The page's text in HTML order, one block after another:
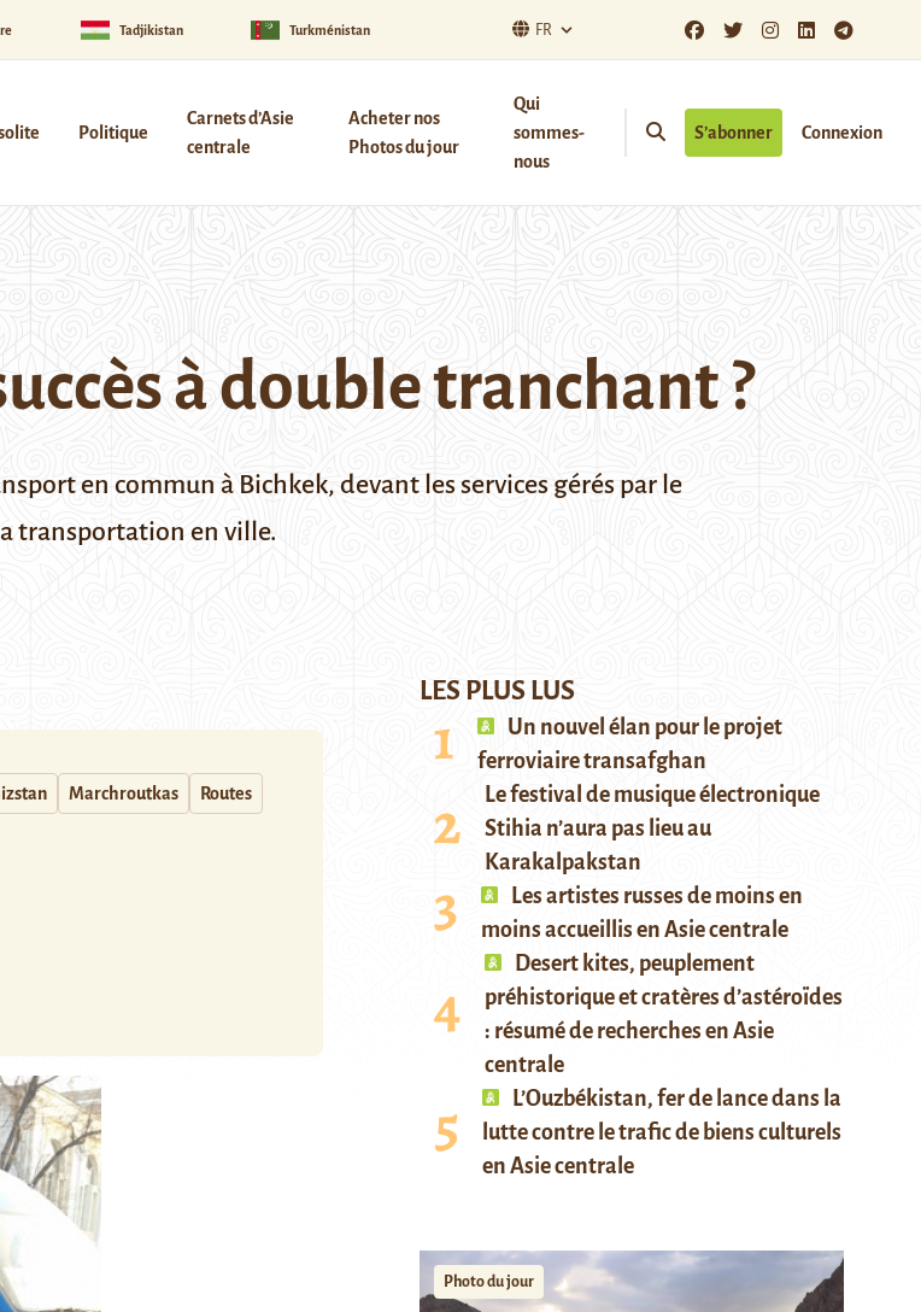
Tadjikistan Turkménistan FR
Politique
Carnets d’Asie
centrale
Acheter nos
Photos du jour
Qui
sommes-
nous
S’abonner Connexion
à double tranchant ?
en commun à Bichkek, devant les services gérés par le
transportation en ville.
Marchroutkas Routes
LES PLUS LUS
Un nouvel élan pour le projet
ferroviaire transafghan
Le festival de musique électronique
Stihia n’aura pas lieu au
Karakalpakstan
Les artistes russes de moins en
moins accueillis en Asie centrale
Desert kites, peuplement
préhistorique et cratères d’astéroïdes
: résumé de recherches en Asie
centrale
L’Ouzbékistan, fer de lance dans la
lutte contre le trafic de biens culturels
en Asie centrale
Photo du jour